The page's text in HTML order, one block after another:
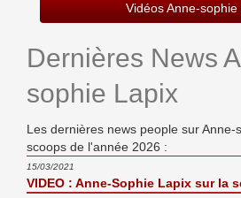
Vidéos Anne-sophie
Dernières News
sophie Lapix
Les dernières news people sur
scoops de l'année 2026 :
15/03/2021
VIDEO : Anne-Sophie Lapix sur la